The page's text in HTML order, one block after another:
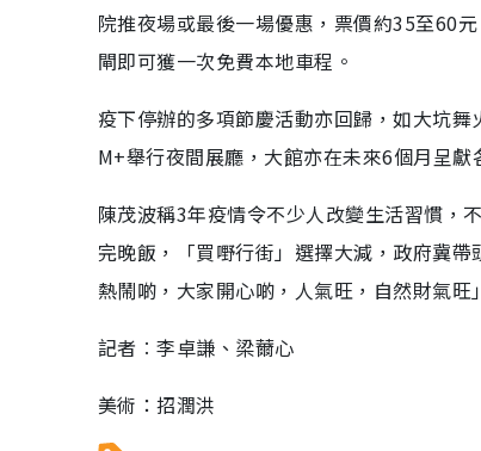
院推夜場或最後一場優惠，票價約35至60
閘即可獲一次免費本地車程。
疫下停辦的多項節慶活動亦回歸，如大坑
M+舉行夜間展廳，大館亦在未來6個月呈獻
陳茂波稱3年疫情令不少人改變生活習慣，
完晚飯，「買嘢行街」選擇大減，政府冀
熱鬧啲，大家開心啲，人氣旺，自然財氣旺
記者︰李卓謙、梁薾心
美術：招潤洪